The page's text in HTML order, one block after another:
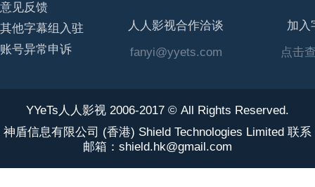
意见反馈
其他字幕组入驻
账号异常申诉
人人影视合作洽谈
fanyi@yyets.com
加入
点击
YYeTs人人影视 2006-2017 © All Rights Reserved.
神盾信息有限公司 (香港) Shield Technologies Limited 联系
邮箱：shield.hk@gmail.com